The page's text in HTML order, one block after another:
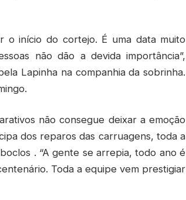
o início do cortejo. É uma data muito
não dão a devida importância”,
Lapinha na companhia da sobrinha.
não consegue deixar a emoção
dos reparos das carruagens, toda a
. “A gente se arrepia, todo ano é
Toda a equipe vem prestigiar